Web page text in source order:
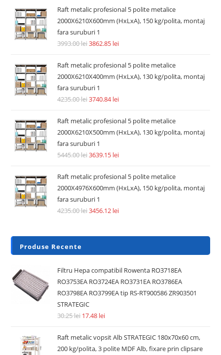
Raft metalic profesional 5 polite metalice
2000X6210X600mm (HxLxA), 150 kg/polita, montaj
fara suruburi 1
3993.00lei3862.85 lei
Raft metalic profesional 5 polite metalice
2000X6210X400mm (HxLxA), 130 kg/polita, montaj
fara suruburi 1
4235.00lei3740.84lei
Raft metalic profesional 5 polite metalice
2000X6210X500mm (HxLxA), 130 kg/polita, montaj
fara suruburi 1
5445.00lei3639.15 lei
Raft metalic profesional 5 polite metalice
2000X4976X600mm (HxLxA), 150 kg/polita, montaj
fara suruburi 1
4235.00lei3456.12 lei
Produse Recente
Filtru Hepa compatibil Rowenta RO3718EA
RO3753EA RO3724EA RO3731EA RO3786EA
RO3798EA RO3799EA tip RS-RT900586 ZR903501
STRATEGIC
30.25lei 17.48 lei
Raft metalic vopsit Alb STRATEGIC 180x70x60 cm,
200 kg/polita, 3 polite MDF Alb, fixare prin clipsare